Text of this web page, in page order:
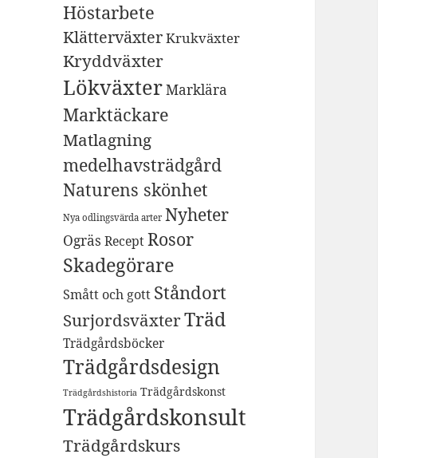
Höstarbete
KlätterväxterKrukväxter
Kryddväxter
LökväxterMarklära
Marktäckare
Matlagning
medelhavsträdgård
Naturens skönhet
Nya odlingsvärda arter Nyheter
Ogräs ReceptRosor
Skadegörare
Smått och gott Ståndort
SurjordsväxterTräd
Trädgårdsböcker
Trädgårdsdesign
Trädgårdshistoria Trädgårdskonst
Trädgårdskonsult
Trädgårdskurs